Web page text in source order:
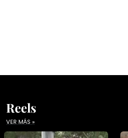
Reels
VER MÁS »